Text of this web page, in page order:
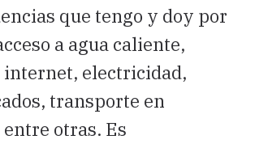
que tengo y doy por
a agua caliente,
internet, electricidad,
transporte en
otras. Es